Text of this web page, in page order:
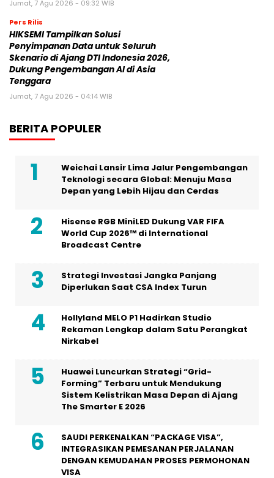
Jumat, 7 Agu 2026 - 09:32 WIB
Pers Rilis
HIKSEMI Tampilkan Solusi
Penyimpanan Data untuk Seluruh
Skenario di Ajang DTI Indonesia 2026,
Dukung Pengembangan AI di Asia
Tenggara
Jumat, 7 Agu 2026 - 04:14 WIB
BERITA POPULER
Weichai Lansir Lima Jalur Pengembangan
Teknologi secara Global: Menuju Masa
Depan yang Lebih Hijau dan Cerdas
Hisense RGB MiniLED Dukung VAR FIFA
World Cup 2026™ di International
Broadcast Centre
Strategi Investasi Jangka Panjang
Diperlukan Saat CSA Index Turun
Hollyland MELO P1 Hadirkan Studio
Rekaman Lengkap dalam Satu Perangkat
Nirkabel
Huawei Luncurkan Strategi “Grid-
Forming” Terbaru untuk Mendukung
Sistem Kelistrikan Masa Depan di Ajang
The Smarter E 2026
SAUDI PERKENALKAN “PACKAGE VISA”,
INTEGRASIKAN PEMESANAN PERJALANAN
DENGAN KEMUDAHAN PROSES PERMOHONAN
VISA